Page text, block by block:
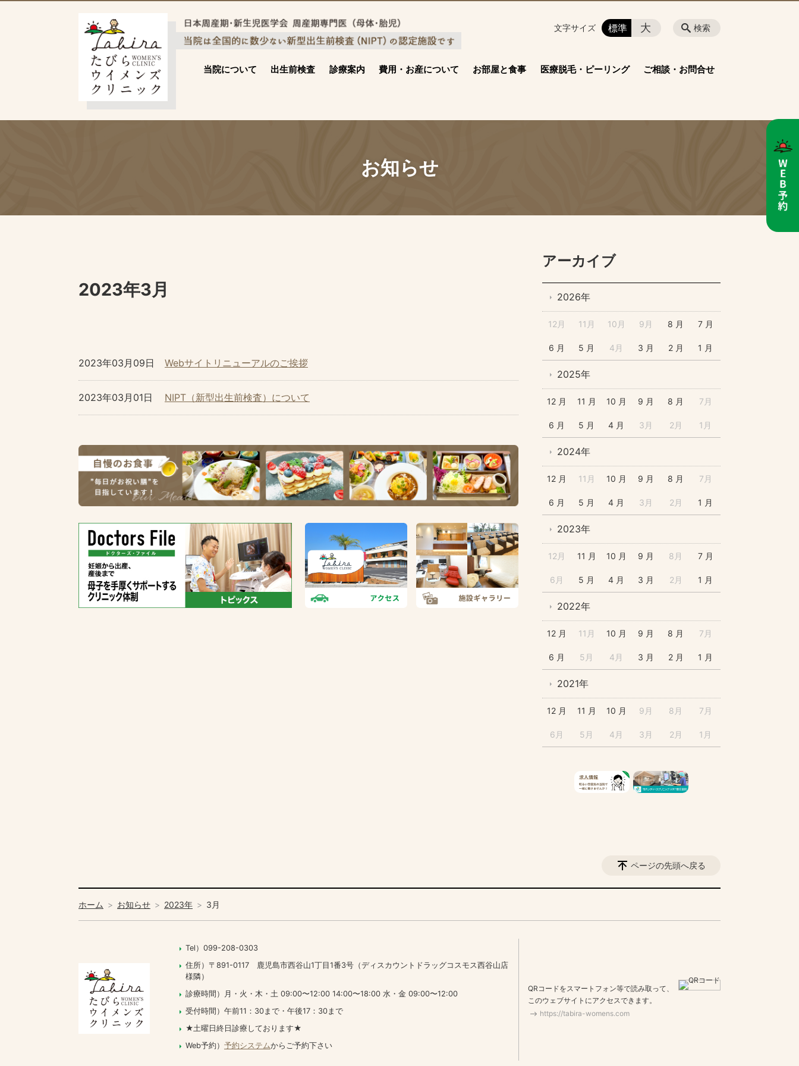
当院について 出生前検査 診療案内 費用・お産について お部屋と食事 医療脱毛・ピーリング ご相談・お問合せ
検索
文字サイズ 標準 大
お知らせ
2023年3月
Webサイトリニューアルのご挨拶
2023年03月09日
NIPT（新型出生前検査）について
2023年03月01日
アーカイブ
2026年
12月 11月 10月 9月 8 月 7 月
6 月 5 月 4月 3 月 2 月 1 月
2025年
12 月 11 月 10 月 9 月 8 月 7月
6 月 5 月 4 月 3月 2月 1月
2024年
12 月 11月 10 月 9 月 8 月 7月
6 月 5 月 4 月 3月 2月 1 月
2023年
12月 11 月 10 月 9 月 8月 7 月
6月 5 月 4 月 3 月 2月 1 月
2022年
12 月 11月 10 月 9 月 8 月 7月
6 月 5月 4月 3 月 2 月 1 月
2021年
12 月 11 月 10 月 9月 8月 7月
6月 5月 4月 3月 2月 1月
ページの先頭へ戻る
ホーム お知らせ 2023年 3月
Tel）099-208-0303
住所）〒891-0117 鹿児島市西谷山1丁目1番3号（ディスカウントドラッグコスモス西谷山店
様隣）
診療時間）月・火・木・土 09:00〜12:00 14:00〜18:00 水・金 09:00〜12:00
受付時間）午前11：30まで・午後17：30まで
★土曜日終日診療しております★
Web予約） 予約システムからご予約下さい
QRコードをスマートフォン等で読み取って、
このウェブサイトにアクセスできます。
https://tabira-womens.com